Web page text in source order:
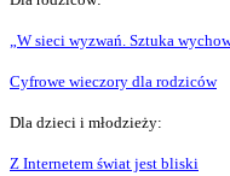
„W sieci wyzwań. Sztuka
Cyfrowe wieczory dla rodziców
Dla dzieci i młodzieży:
Z Internetem świat jest bliski